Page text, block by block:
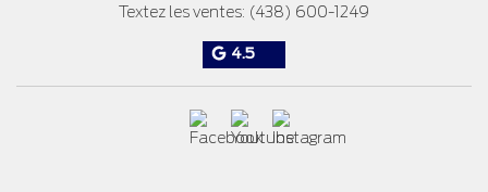
Textez les ventes: (438) 600-1249
4.5